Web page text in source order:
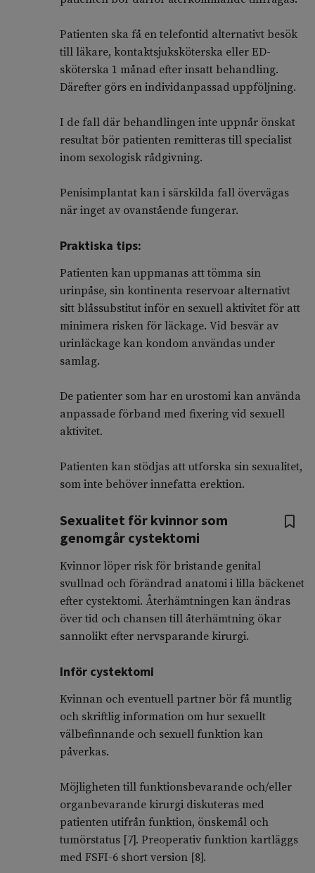
Patienten ska få en telefontid alternativt besök
till läkare, kontaktsjuksköterska eller ED-
sköterska 1 månad efter insatt behandling.
Därefter görs en individanpassad uppföljning.
I de fall där behandlingen inte uppnår önskat
resultat bör patienten remitteras till specialist
inom sexologisk rådgivning.
Penisimplantat kan i särskilda fall övervägas
när inget av ovanstående fungerar.
Praktiska tips:
Patienten kan uppmanas att tömma sin
urinpåse, sin kontinenta reservoar alternativt
sitt blåssubstitut inför en sexuell aktivitet för att
minimera risken för läckage. Vid besvär av
urinläckage kan kondom användas under
samlag.
De patienter som har en urostomi kan använda
anpassade förband med fixering vid sexuell
aktivitet.
Patienten kan stödjas att utforska sin sexualitet,
som inte behöver innefatta erektion.
Sexualitet för kvinnor som
genomgår cystektomi
Kvinnor löper risk för bristande genital
svullnad och förändrad anatomi i lilla bäckenet
efter cystektomi. Återhämtningen kan ändras
över tid och chansen till återhämtning ökar
sannolikt efter nervsparande kirurgi.
Inför cystektomi
Kvinnan och eventuell partner bör få muntlig
och skriftlig information om hur sexuellt
välbefinnande och sexuell funktion kan
påverkas.
Möjligheten till funktionsbevarande och/eller
organbevarande kirurgi diskuteras med
patienten utifrån funktion, önskemål och
tumörstatus [7]. Preoperativ funktion kartläggs
med FSFI-6 short version [8].